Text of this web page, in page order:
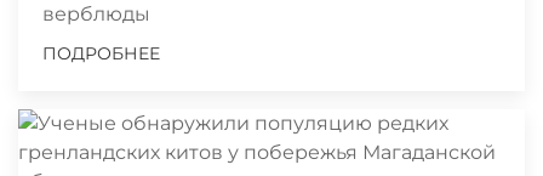
верблюды
ПОДРОБНЕЕ